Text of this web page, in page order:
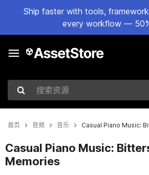
Ship faster with tools,
every workflow —
搜索资源
首页 音频 音乐 Casual Piano Music:
Casual Piano Music:
Memories